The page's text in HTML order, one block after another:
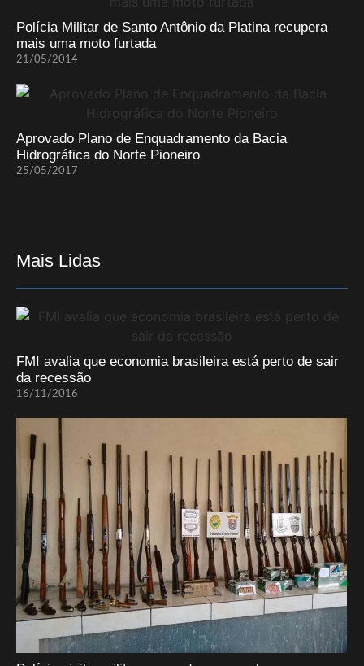
Polícia Militar de Santo Antônio da Platina recupera
mais uma moto furtada
21/05/2014
Aprovado Plano de Enquadramento da Bacia
Hidrográfica do Norte Pioneiro
25/05/2017
Mais Lidas
FMI avalia que economia brasileira está perto de sair
da recessão
16/11/2016